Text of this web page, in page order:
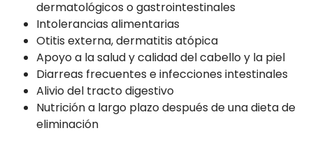
dermatológicos o gastrointestinales
Intolerancias alimentarias
Otitis externa, dermatitis atópica
Apoyo a la salud y calidad del cabello y la piel
Diarreas frecuentes e infecciones intestinales
Alivio del tracto digestivo
Nutrición a largo plazo después de una dieta de
eliminación